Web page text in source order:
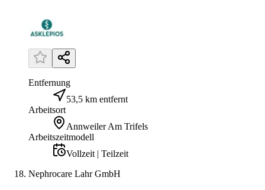
Entfernung
53,5 km entfernt
Arbeitsort
Annweiler Am Trifels
Arbeitszeitmodell
Vollzeit | Teilzeit
Nephrocare Lahr GmbH